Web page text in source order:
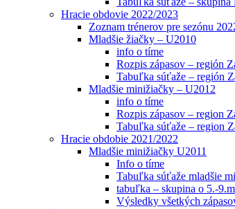
Hracie obdovie 2022/2023
Zoznam trénerov pre sezónu
Mladšie žiačky – U2010
info o tíme
Rozpis zápasov – región
Tabuľka súťaže – región
Mladšie minižiačky – U2012
info o tíme
Rozpis zápasov – region
Tabuľka súťaže – region
Hracie obdobie 2021/2022
Mladšie minižiačky U2011
Info o tíme
Tabuľka súťaže mladšie
tabuľka – skupina o 5.-
Výsledky všetkých